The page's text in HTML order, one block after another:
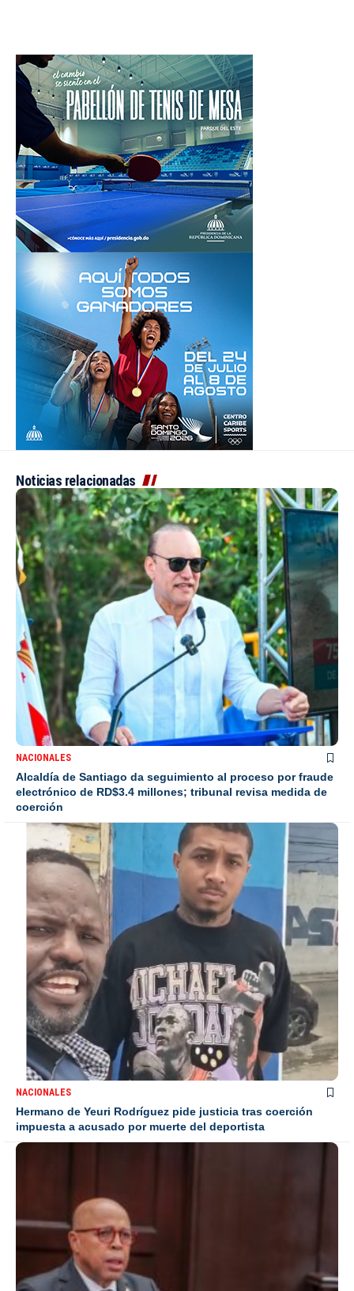
Noticias relacionadas
NACIONALES
Alcaldía de Santiago da seguimiento al proceso por fraude
electrónico de RD$3.4 millones; tribunal revisa medida de
coerción
NACIONALES
Hermano de Yeuri Rodríguez pide justicia tras coerción
impuesta a acusado por muerte del deportista